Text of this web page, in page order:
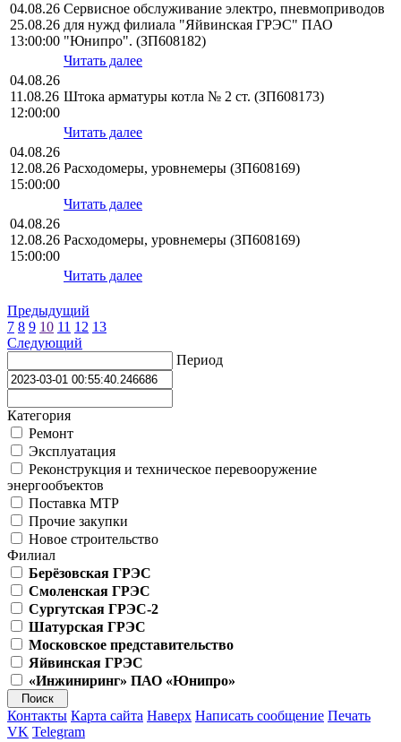
04.08.26
25.08.26
13:00:00
Сервисное обслуживание электро, пневмоприводов
для нужд филиала "Яйвинская ГРЭС" ПАО
"Юнипро". (ЗП608182)
Читать далее
04.08.26
11.08.26
12:00:00
Штока арматуры котла № 2 ст. (ЗП608173)
Читать далее
04.08.26
12.08.26
15:00:00
Расходомеры, уровнемеры (ЗП608169)
Читать далее
04.08.26
12.08.26
15:00:00
Расходомеры, уровнемеры (ЗП608169)
Читать далее
Предыдущий
7 8 9 10 11 12 13
Следующий
Период
Категория
Ремонт
Эксплуатация
Реконструкция и техническое перевооружение
энергообъектов
Поставка МТР
Прочие закупки
Новое строительство
Филиал
Берёзовская ГРЭС
Смоленская ГРЭС
Сургутская ГРЭС-2
Шатурская ГРЭС
Московское представительство
Яйвинская ГРЭС
«Инжиниринг» ПАО «Юнипро»
Контакты Карта сайта Наверх Написать сообщение Печать
VK Telegram